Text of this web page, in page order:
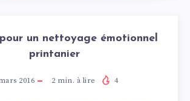
un nettoyage émotionnel
printanier
2016 2 min. à lire 4